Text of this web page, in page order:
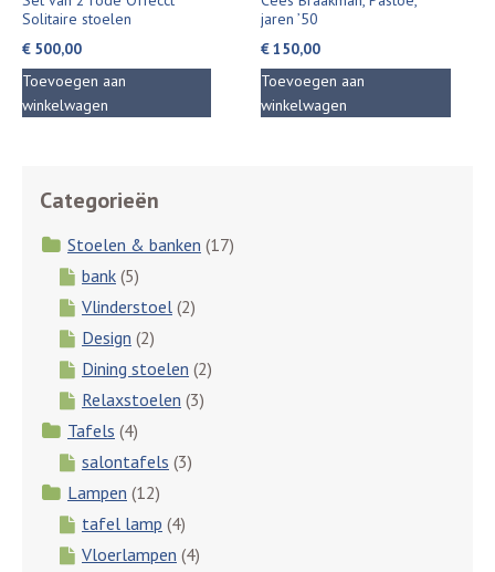
Solitaire stoelen
€ 500,00
Toevoegen aan
winkelwagen
jaren ’50
€150,00
Toevoegen aan
winkelwagen
Categorieën
Stoelen & banken (17)
bank (5)
Vlinderstoel (2)
Design (2)
Dining stoelen (2)
Relaxstoelen (3)
Tafels (4)
salontafels (3)
Lampen (12)
tafel lamp (4)
Vloerlampen (4)